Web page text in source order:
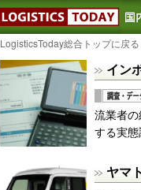
LogisticsToday総合トップに戻る
イン
流業者
する実
ヤマ